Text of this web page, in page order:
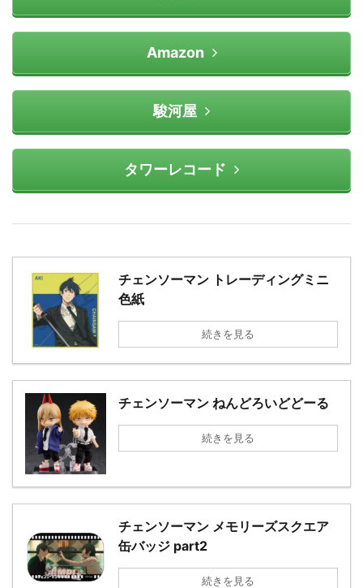
Amazon
駿河屋
タワーレコード
チェンソーマン トレーディングミニ
色紙
続きを見る
チェンソーマン ねんどろいどどーる
続きを見る
チェンソーマン メモリーズスクエア
缶バッジ part2
続きを見る